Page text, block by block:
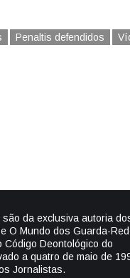
Penaltis defendidos
da exclusiva autoria
O Mundo dos Guarda-
Código Deontológico do
a quatro de maio de
Jornalistas.